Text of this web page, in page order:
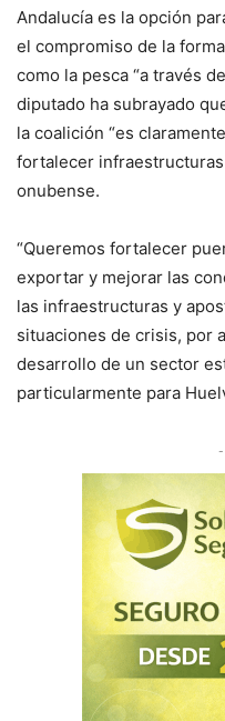
Andalucía es la opción
el compromiso de la
como la pesca “a través
diputado ha subrayado
la coalición “es
fortalecer
onubense.
“Queremos fortalecer
exportar y mejorar las
las infraestructuras y
situaciones de crisis, por
desarrollo de un sector
particularmente para
-